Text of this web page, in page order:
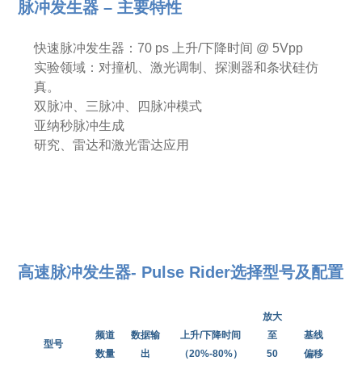
脉冲发生器 – 主要特性
快速脉冲发生器：70 ps 上升/下降时间 @ 5Vpp
实验领域：对撞机、激光调制、探测器和条状硅仿
真。
双脉冲、三脉冲、四脉冲模式
亚纳秒脉冲生成
研究、雷达和激光雷达应用
高速脉冲发生器- Pulse Rider选择型号及配置
型号
频道
数量
数据输
出
上升/下降时间
（20%-80%）
放大
至
50
基线
偏移